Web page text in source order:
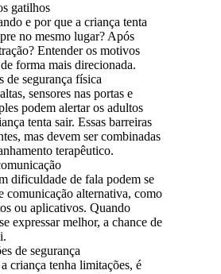
gatilhos
e por que a criança tenta
no mesmo lugar? Após
Entender os motivos
forma mais direcionada.
de segurança física
sensores nas portas e
podem alertar os adultos
tenta sair. Essas barreiras
mas devem ser combinadas
terapêutico.
dificuldade de fala podem se
comunicação alternativa, como
ou aplicativos. Quando
expressar melhor, a chance de
de segurança
criança tenha limitações, é